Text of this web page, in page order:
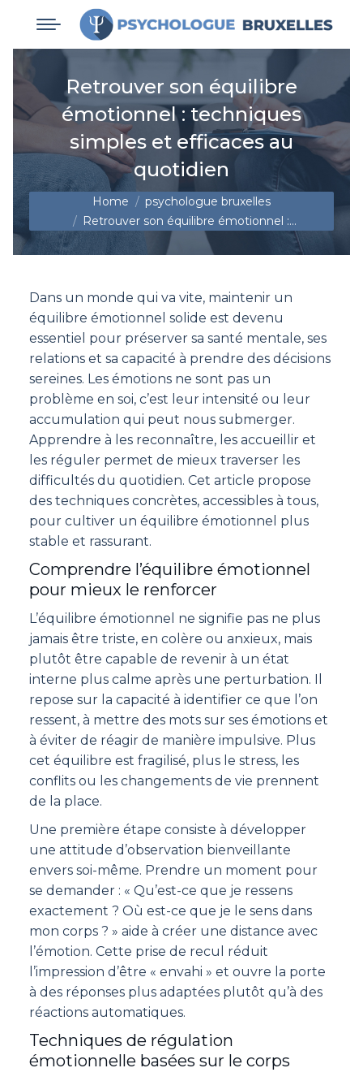
Retrouver son équilibre
émotionnel : techniques
simples et efficaces au
quotidien
You are here:
Home
psychologue bruxelles
Retrouver son équilibre émotionnel :…
Dans un monde qui va vite, maintenir un
équilibre émotionnel solide est devenu
essentiel pour préserver sa santé mentale, ses
relations et sa capacité à prendre des décisions
sereines. Les émotions ne sont pas un
problème en soi, c’est leur intensité ou leur
accumulation qui peut nous submerger.
Apprendre à les reconnaître, les accueillir et
les réguler permet de mieux traverser les
difficultés du quotidien. Cet article propose
des techniques concrètes, accessibles à tous,
pour cultiver un équilibre émotionnel plus
stable et rassurant.
Comprendre l’équilibre émotionnel
pour mieux le renforcer
L’équilibre émotionnel ne signifie pas ne plus
jamais être triste, en colère ou anxieux, mais
plutôt être capable de revenir à un état
interne plus calme après une perturbation. Il
repose sur la capacité à identifier ce que l’on
ressent, à mettre des mots sur ses émotions et
à éviter de réagir de manière impulsive. Plus
cet équilibre est fragilisé, plus le stress, les
conflits ou les changements de vie prennent
de la place.
Une première étape consiste à développer
une attitude d’observation bienveillante
envers soi-même. Prendre un moment pour
se demander : « Qu’est-ce que je ressens
exactement ? Où est-ce que je le sens dans
mon corps ? » aide à créer une distance avec
l’émotion. Cette prise de recul réduit
l’impression d’être « envahi » et ouvre la porte
à des réponses plus adaptées plutôt qu’à des
réactions automatiques.
Techniques de régulation
émotionnelle basées sur le corps